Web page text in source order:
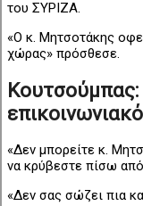
του ΣΥΡΙΖΑ.
«Ο κ. Μητσοτάκης
χώρας» πρόσθεσε.
«Δεν μπορείτε κ.
να κρύβεστε πίσω
«Δεν σας σώζει πια